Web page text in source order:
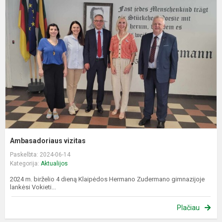
Ambasadoriaus vizitas
Paskelbta: 2024-06-14
Kategorija: Aktualijos
2024 m. birželio 4 dieną Klaipėdos Hermano Zudermano gimnazijoje
lankėsi Vokieti...
Plačiau